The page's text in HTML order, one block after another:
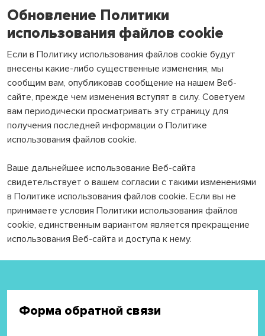
Обновление Политики
использования файлов cookie
Если в Политику использования файлов cookie будут
внесены какие-либо существенные изменения, мы
сообщим вам, опубликовав сообщение на нашем Веб-
сайте, прежде чем изменения вступят в силу. Советуем
вам периодически просматривать эту страницу для
получения последней информации о Политике
использования файлов cookie.
Ваше дальнейшее использование Веб-сайта
свидетельствует о вашем согласии с такими изменениями
в Политике использования файлов cookie. Если вы не
принимаете условия Политики использования файлов
cookie, единственным вариантом является прекращение
использования Веб-сайта и доступа к нему.
Форма обратной связи